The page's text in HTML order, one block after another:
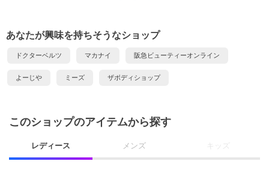
あなたが興味を持ちそうなショップ
ドクターベルツ マカナイ 阪急ビューティーオンライン
よーじや ミーズ ザボディショップ
このショップのアイテムから探す
レディース メンズ キッズ